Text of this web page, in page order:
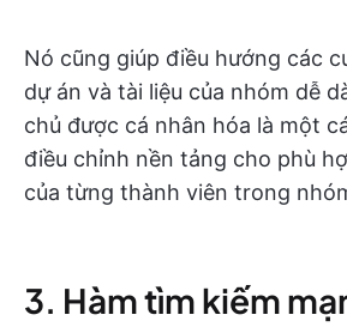
Nó cũng giúp điều hướng các
dự án và tài liệu của nhóm dễ
chủ được cá nhân hóa là một
điều chỉnh nền tảng cho phù
của từng thành viên trong
3. Hàm tìm kiếm